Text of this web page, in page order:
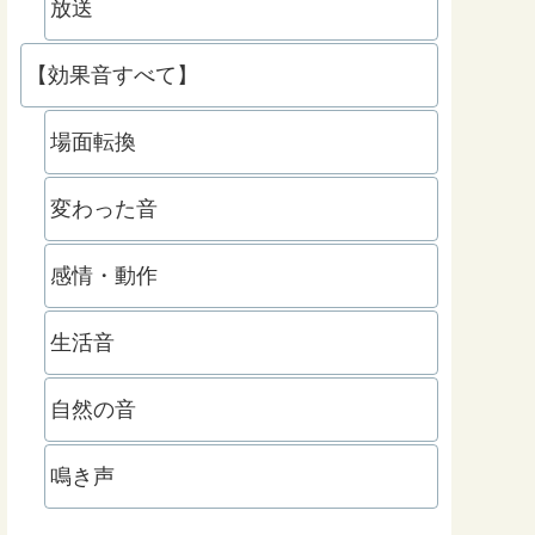
放送
【効果音すべて】
場面転換
変わった音
感情・動作
生活音
自然の音
鳴き声